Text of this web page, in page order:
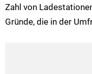
Zahl von
Gründe, die in der